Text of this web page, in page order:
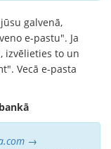
galvenā,
e-pastu". Ja
izvēlieties to un
Vecā e-pasta
→